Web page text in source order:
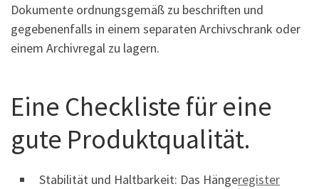
Dokumente ordnungsgemäß zu beschriften und
gegebenenfalls in einem separaten Archivschrank oder
einem Archivregal zu lagern.
Eine Checkliste für eine
gute Produktqualität.
Stabilität und Haltbarkeit: Das Hängeregister